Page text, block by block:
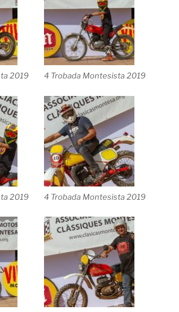
2019 4 Trobada Montesista 2019
2019 4 Trobada Montesista 2019